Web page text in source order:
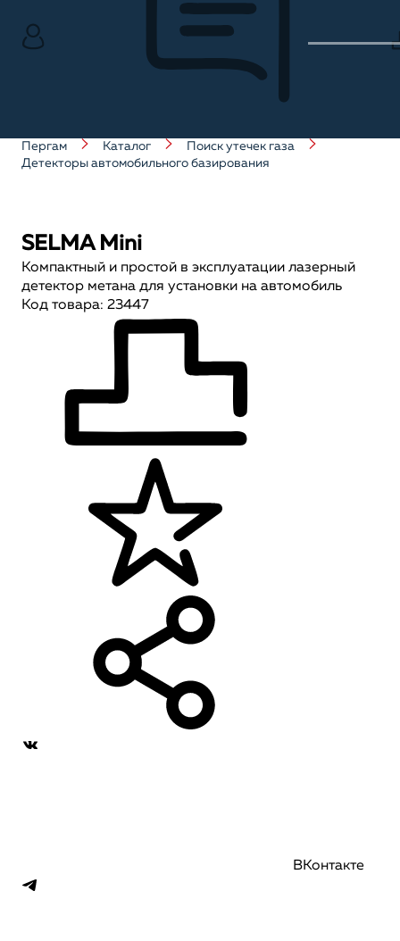
Пергам Каталог
Поиск утечек газа
Детекторы автомобильного базирования
SELMA Mini
Компактный и простой в эксплуатации лазерный
детектор метана для установки на автомобиль
Код товара: 23447
ВКонтакте